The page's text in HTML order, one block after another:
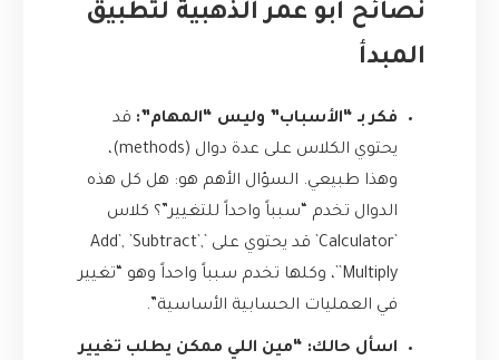
نصائح أبو عمر الذهبية لتطبيق
المبدأ
فكر بـ “الأسباب” وليس “المهام”: قد
يحتوي الكلاس على عدة دوال (methods)،
وهذا طبيعي. السؤال الأهم هو: هل كل هذه
الدوال تخدم “سبباً واحداً للتغيير”؟ كلاس
`Calculator` قد يحتوي على `Add`, `Subtract`,
`Multiply`، وكلها تخدم سبباً واحداً وهو “تغيير
في العمليات الحسابية الأساسية”.
اسأل حالك: “مين اللي ممكن يطلب تغيير